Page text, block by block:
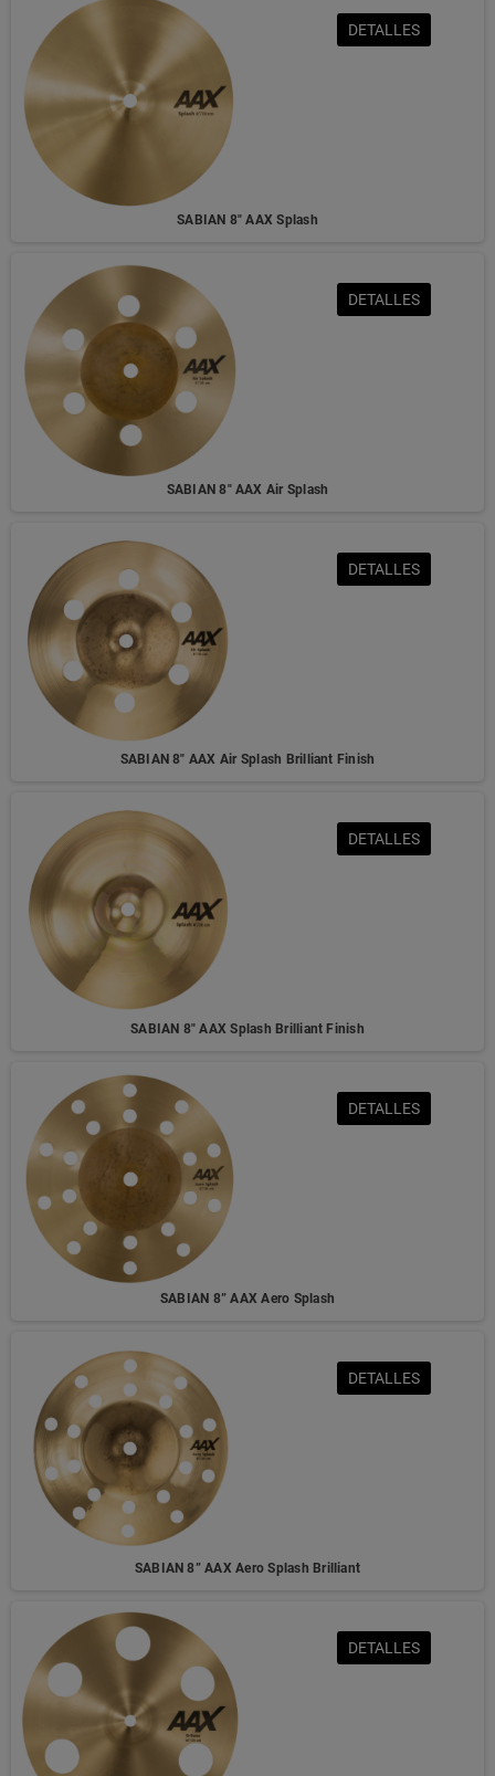
SABIAN 8" AAX Splash
DETALLES
SABIAN 8" AAX Air Splash
DETALLES
SABIAN 8" AAX Air Splash Brilliant Finish
DETALLES
SABIAN 8" AAX Splash Brilliant Finish
DETALLES
SABIAN 8” AAX Aero Splash
DETALLES
SABIAN 8” AAX Aero Splash Brilliant
DETALLES
DETALLES